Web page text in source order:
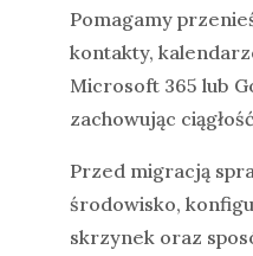
Pomagamy
kontakty,
Microsoft 365 lub
zachowując
Przed migracją
środowisko,
skrzynek oraz